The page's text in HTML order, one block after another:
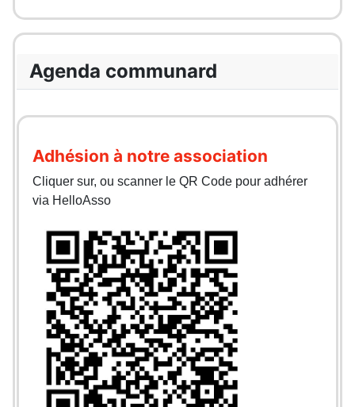
Agenda communard
Adhésion à notre association
Cliquer sur, ou scanner le QR Code pour adhérer
via HelloAsso